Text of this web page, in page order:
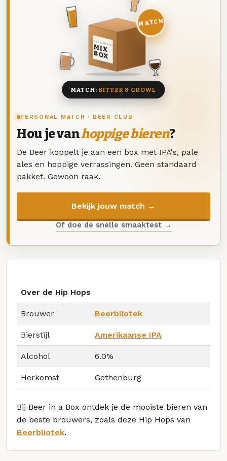
PERSONAL MATCH · BEER CLUB
Hou je vanhoppige bieren?
De Beer koppelt je aan een box met IPA's, pale
ales en hoppige verrassingen. Geen standaard
pakket. Gewoon raak.
Bekijk jouw match →
Of doe de snelle smaaktest →
DEZE MAAND
MIX
BOX
8 BIEREN
MATCH
MATCH: BITTER & GROWL
Over de Hip Hops
Brouwer Beerbliotek
Bierstijl Amerikaanse IPA
Alcohol 6.0%
Herkomst Gothenburg
Bij Beer in a Box ontdek je de mooiste bieren van
de beste brouwers, zoals deze Hip Hops van
Beerbliotek.